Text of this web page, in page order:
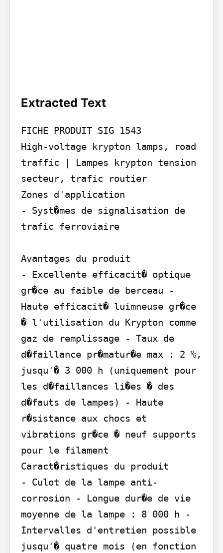
Extracted Text
FICHE PRODUIT SIG 1543
High-voltage krypton lamps, road
traffic | Lampes krypton tension
secteur, trafic routier
Zones d'application
- Syst�mes de signalisation de
trafic ferroviaire
Avantages du produit
- Excellente efficacit� optique
gr�ce au faible de berceau -
Haute efficacit� luimneuse gr�ce
� l'utilisation du Krypton comme
gaz de remplissage - Taux de
d�faillance pr�matur�e max : 2 %,
jusqu'� 3 000 h (uniquement pour
les d�faillances li�es � des
d�fauts de lampes) - Haute
r�sistance aux chocs et
vibrations gr�ce � neuf supports
pour le filament
Caract�ristiques du produit
- Culot de la lampe anti-
corrosion - Longue dur�e de vie
moyenne de la lampe : 8 000 h -
Intervalles d'entretien possible
jusqu'� quatre mois (en fonction